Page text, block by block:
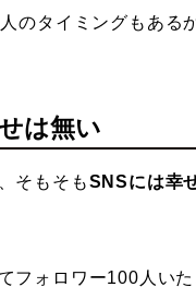
のタイミングもある
は無い
そもそもSNSには幸
フォロワー100人い